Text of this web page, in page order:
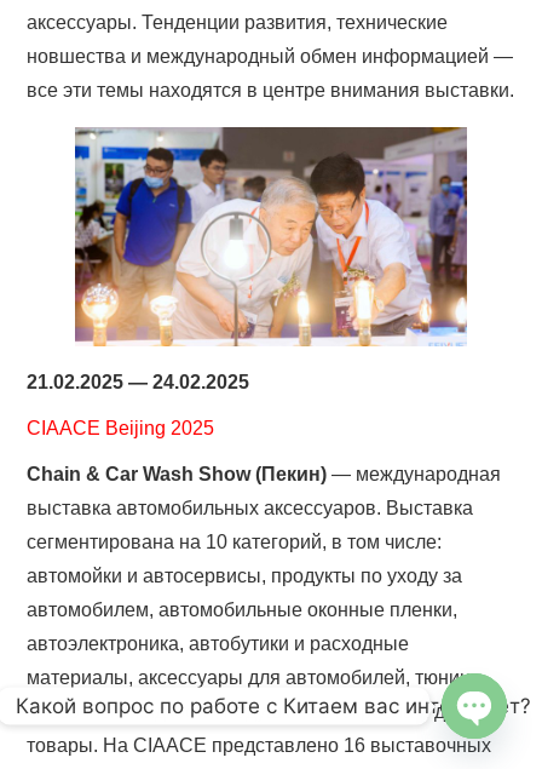
аксессуары. Тенденции развития, технические
новшества и международный обмен информацией —
все эти темы находятся в центре внимания выставки.
21.02.2025 — 24.02.2025
CIAACE Beijing 2025
Chain & Car Wash Show (Пекин) — международная
выставка автомобильных аксессуаров. Выставка
сегментирована на 10 категорий, в том числе:
автомойки и автосервисы, продукты по уходу за
автомобилем, автомобильные оконные пленки,
автоэлектроника, автобутики и расходные
материалы, аксессуары для автомобилей, тюнинг,
смазочные жидкости, подушки, автокресла и другие
товары. На CIAACE представлено 16 выставочных
Какой вопрос по работе с Китаем вас интересует?
OPEN